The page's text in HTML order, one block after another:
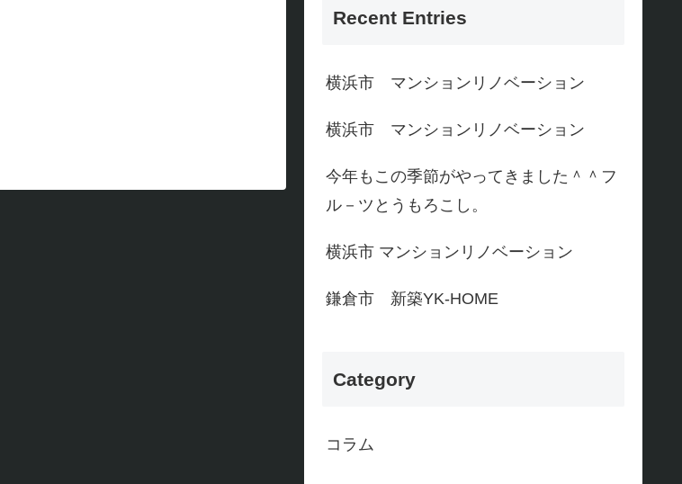
Recent Entries
横浜市 マンションリノベーション
横浜市 マンションリノベーション
今年もこの季節がやってきました＾＾フ
ル－ツとうもろこし。
横浜市 マンションリノベーション
鎌倉市 新築YK-HOME
Category
コラム